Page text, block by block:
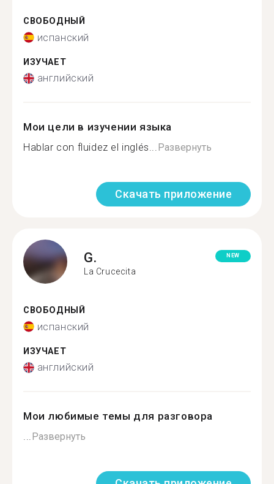
СВОБОДНЫЙ
испанский
ИЗУЧАЕТ
английский
Мои цели в изучении языка
Hablar con fluidez el inglés...Развернуть
Скачать приложение
G.
La Crucecita
NEW
СВОБОДНЫЙ
испанский
ИЗУЧАЕТ
английский
Мои любимые темы для разговора
...Развернуть